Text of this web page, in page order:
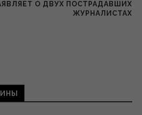
О ДВУХ ПОСТРАДАВШИХ
ЖУРНАЛИСТАХ